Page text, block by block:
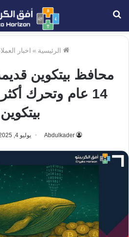
الرئيسية » اخبار
محافظ بيتكوين
بيتكوين
Abdulkader يوليو 4, 2025